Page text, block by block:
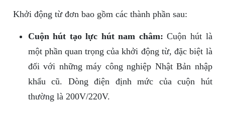
Khởi động từ đơn bao gồm các thành phần sau:
Cuộn hút tạo lực hút nam châm: Cuộn hút là
một phần quan trọng của khởi động từ, đặc biệt là
đối với những máy công nghiệp Nhật Bản nhập
khẩu cũ. Dòng điện định mức của cuộn hút
thường là 200V/220V.